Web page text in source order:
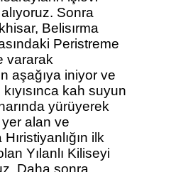
Sonra
Belisırma
Peristreme
vararak
aşağıya iniyor ve
kah suyun
yürüyerek
alan ve
ilk
Yılanlı Kiliseyi
Daha sonra